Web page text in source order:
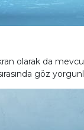
olarak da
göz